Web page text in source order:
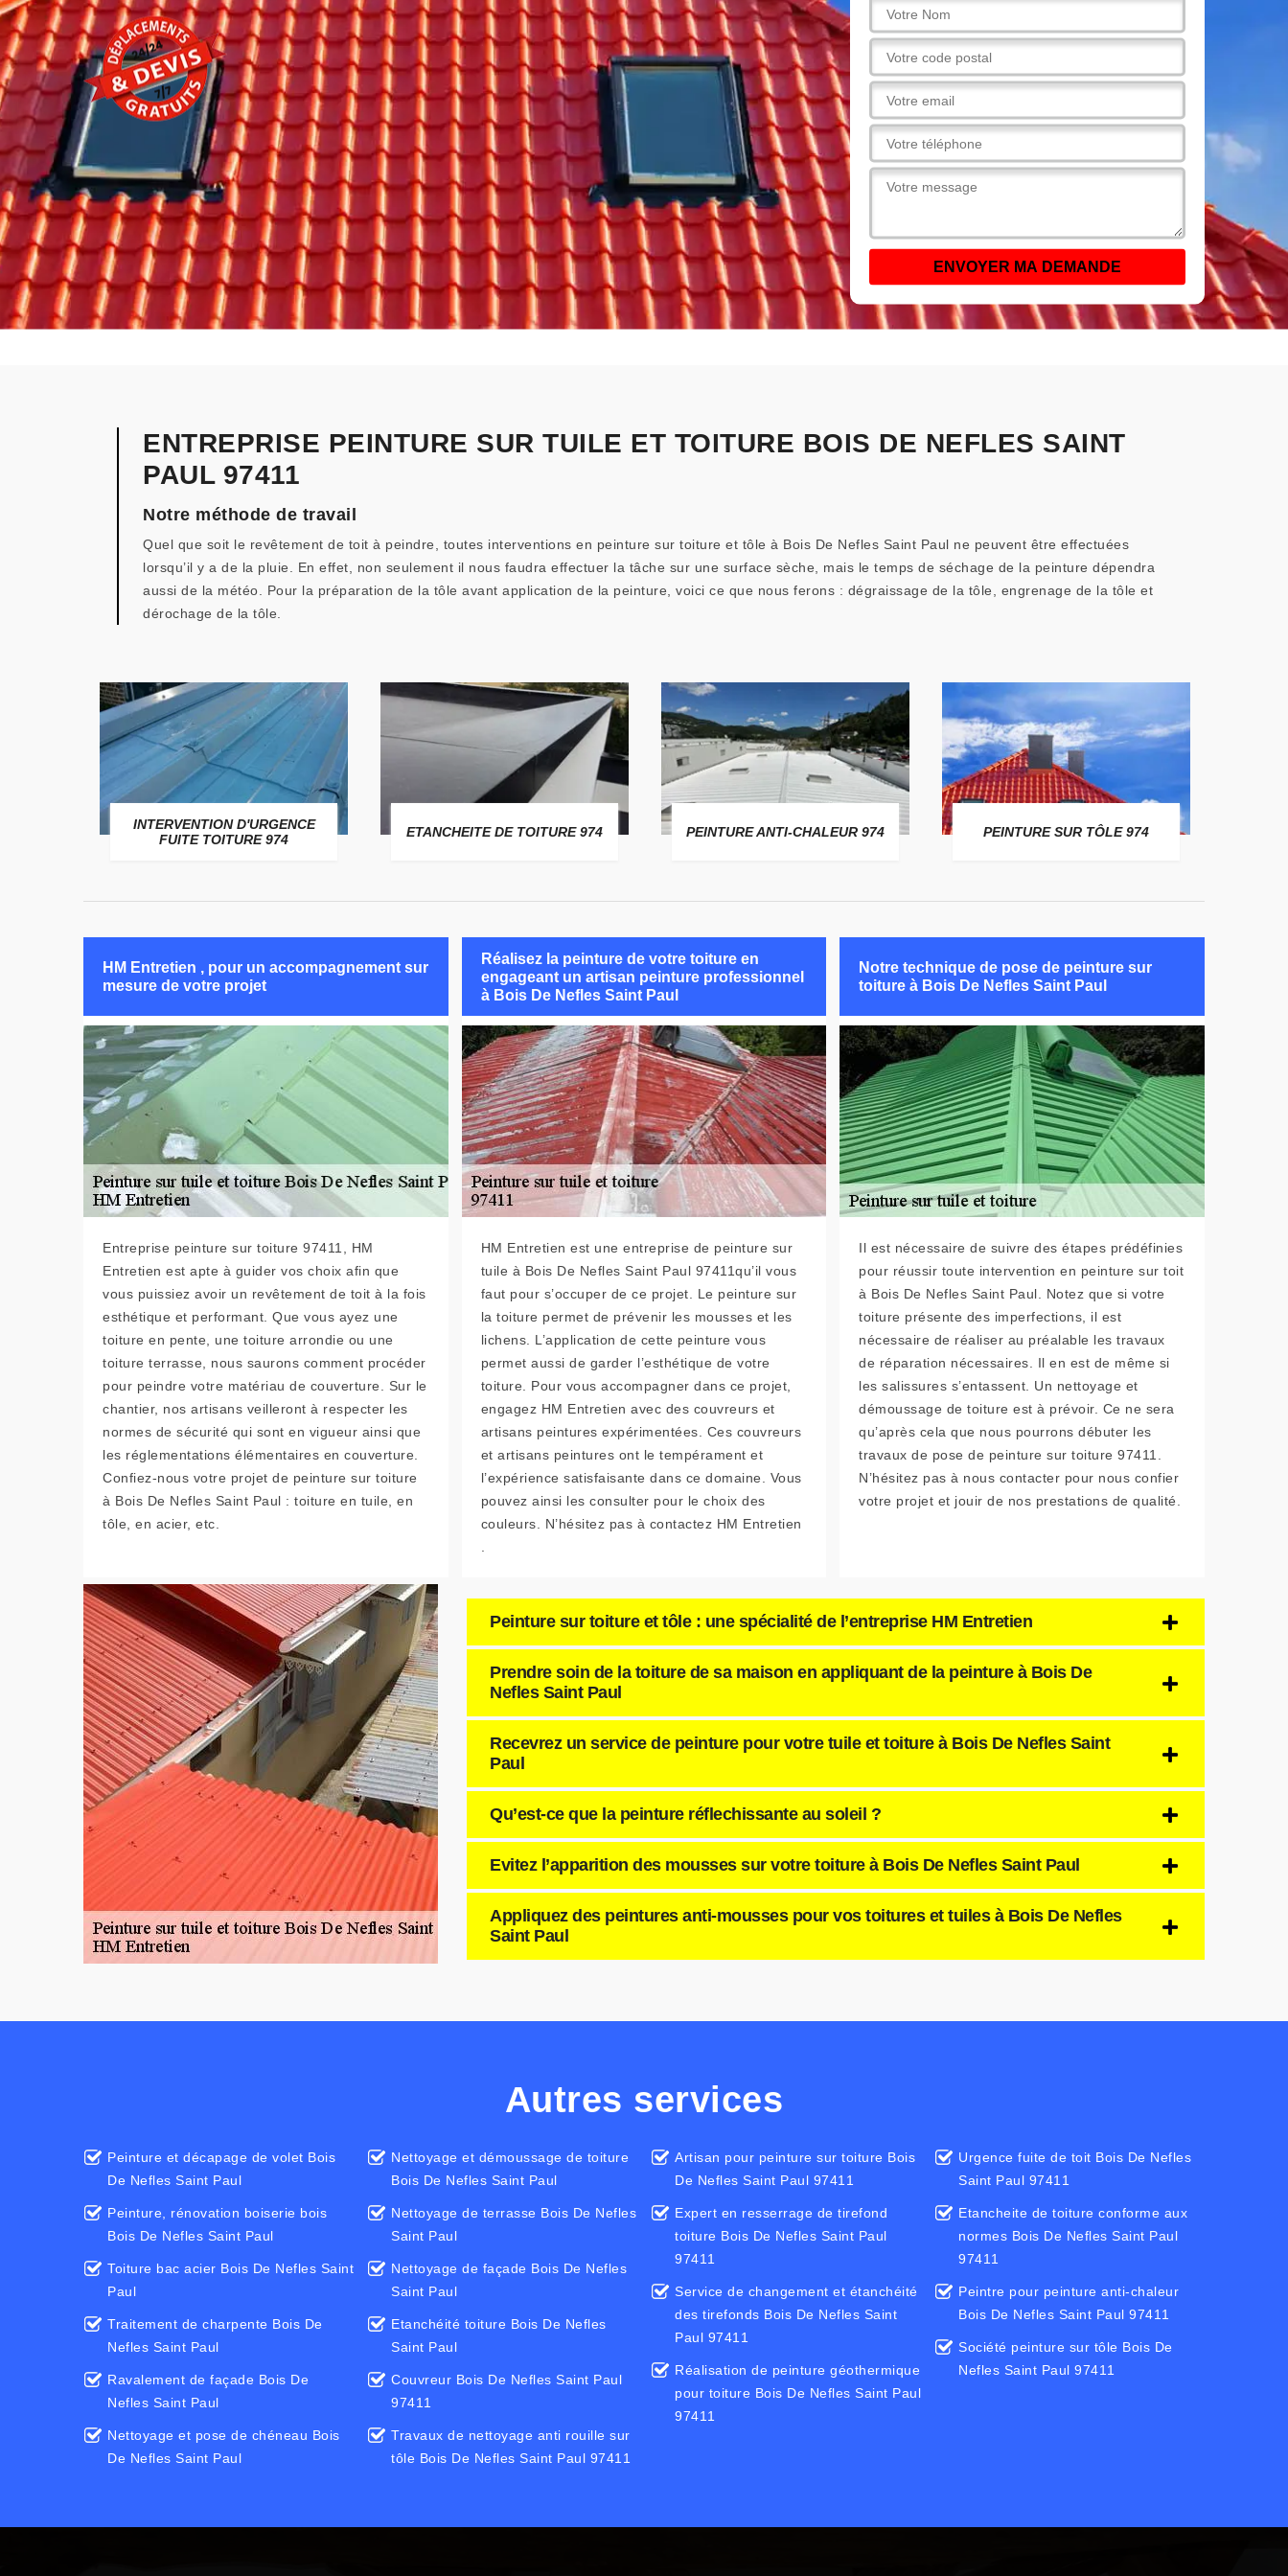
ENTREPRISE PEINTURE SUR TUILE ET TOITURE BOIS DE NEFLES SAINT
PAUL 97411
Notre méthode de travail
Quel que soit le revêtement de toit à peindre, toutes interventions en peinture sur toiture et tôle à Bois De Nefles Saint Paul ne peuvent être effectuées
lorsqu’il y a de la pluie. En effet, non seulement il nous faudra effectuer la tâche sur une surface sèche, mais le temps de séchage de la peinture dépendra
aussi de la météo. Pour la préparation de la tôle avant application de la peinture, voici ce que nous ferons : dégraissage de la tôle, engrenage de la tôle et
dérochage de la tôle.
INTERVENTION D'URGENCE
FUITE TOITURE 974
ETANCHEITE DE TOITURE 974 PEINTURE ANTI-CHALEUR 974 PEINTURE SUR TÔLE 974
HM Entretien , pour un accompagnement sur
mesure de votre projet
Entreprise peinture sur toiture 97411, HM
Entretien est apte à guider vos choix afin que
vous puissiez avoir un revêtement de toit à la fois
esthétique et performant. Que vous ayez une
toiture en pente, une toiture arrondie ou une
toiture terrasse, nous saurons comment procéder
pour peindre votre matériau de couverture. Sur le
chantier, nos artisans veilleront à respecter les
normes de sécurité qui sont en vigueur ainsi que
les réglementations élémentaires en couverture.
Confiez-nous votre projet de peinture sur toiture
à Bois De Nefles Saint Paul : toiture en tuile, en
tôle, en acier, etc.
Réalisez la peinture de votre toiture en
engageant un artisan peinture professionnel
à Bois De Nefles Saint Paul
HM Entretien est une entreprise de peinture sur
tuile à Bois De Nefles Saint Paul 97411qu’il vous
faut pour s’occuper de ce projet. Le peinture sur
la toiture permet de prévenir les mousses et les
lichens. L’application de cette peinture vous
permet aussi de garder l’esthétique de votre
toiture. Pour vous accompagner dans ce projet,
engagez HM Entretien avec des couvreurs et
artisans peintures expérimentées. Ces couvreurs
et artisans peintures ont le tempérament et
l’expérience satisfaisante dans ce domaine. Vous
pouvez ainsi les consulter pour le choix des
couleurs. N’hésitez pas à contactez HM Entretien
Notre technique de pose de peinture sur
toiture à Bois De Nefles Saint Paul
Il est nécessaire de suivre des étapes prédéfinies
pour réussir toute intervention en peinture sur toit
à Bois De Nefles Saint Paul. Notez que si votre
toiture présente des imperfections, il est
nécessaire de réaliser au préalable les travaux
de réparation nécessaires. Il en est de même si
les salissures s’entassent. Un nettoyage et
démoussage de toiture est à prévoir. Ce ne sera
qu’après cela que nous pourrons débuter les
travaux de pose de peinture sur toiture 97411.
N’hésitez pas à nous contacter pour nous confier
votre projet et jouir de nos prestations de qualité.
Peinture sur toiture et tôle : une spécialité de l’entreprise HM Entretien
Prendre soin de la toiture de sa maison en appliquant de la peinture à Bois De
Nefles Saint Paul
Recevrez un service de peinture pour votre tuile et toiture à Bois De Nefles Saint
Paul
Qu’est-ce que la peinture réflechissante au soleil ?
Evitez l’apparition des mousses sur votre toiture à Bois De Nefles Saint Paul
Appliquez des peintures anti-mousses pour vos toitures et tuiles à Bois De Nefles
Saint Paul
Autres services
Peinture et décapage de volet Bois
De Nefles Saint Paul
Peinture, rénovation boiserie bois
Bois De Nefles Saint Paul
Toiture bac acier Bois De Nefles Saint
Paul
Traitement de charpente Bois De
Nefles Saint Paul
Ravalement de façade Bois De
Nefles Saint Paul
Nettoyage et pose de chéneau Bois
De Nefles Saint Paul
Nettoyage et démoussage de toiture
Bois De Nefles Saint Paul
Nettoyage de terrasse Bois De Nefles
Saint Paul
Nettoyage de façade Bois De Nefles
Saint Paul
Etanchéité toiture Bois De Nefles
Saint Paul
Couvreur Bois De Nefles Saint Paul
97411
Travaux de nettoyage anti rouille sur
tôle Bois De Nefles Saint Paul 97411
Artisan pour peinture sur toiture Bois
De Nefles Saint Paul 97411
Expert en resserrage de tirefond
toiture Bois De Nefles Saint Paul
97411
Service de changement et étanchéité
des tirefonds Bois De Nefles Saint
Paul 97411
Réalisation de peinture géothermique
pour toiture Bois De Nefles Saint Paul
97411
Urgence fuite de toit Bois De Nefles
Saint Paul 97411
Etancheite de toiture conforme aux
normes Bois De Nefles Saint Paul
97411
Peintre pour peinture anti-chaleur
Bois De Nefles Saint Paul 97411
Société peinture sur tôle Bois De
Nefles Saint Paul 97411